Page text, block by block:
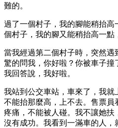
難的。
過了一個村子，我的腳能稍抬高
個村子，我的腳又能稍抬高一點
當我經過第二個村子時，突然
驚的問我，你好啦？你被車子撞
我回答說，我好啦。
我站到公交車站，車來了，我
不能抬那麼高，上不去。售票
疼痛，不能被人碰。我不讓她
沒有成功。我看到一滿車的人，